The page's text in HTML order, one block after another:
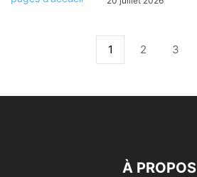
1 2 3
À PROPOS